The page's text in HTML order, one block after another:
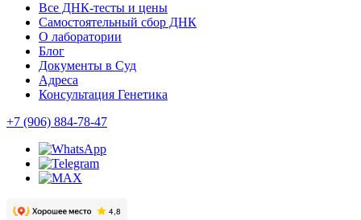
Все ДНК-тесты и цены
Самостоятельный сбор ДНК
О лаборатории
Блог
Документы в Суд
Адреса
Консультация Генетика
+7 (906) 884-78-47